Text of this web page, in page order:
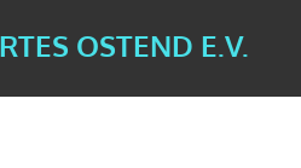
OSTEND E.V.